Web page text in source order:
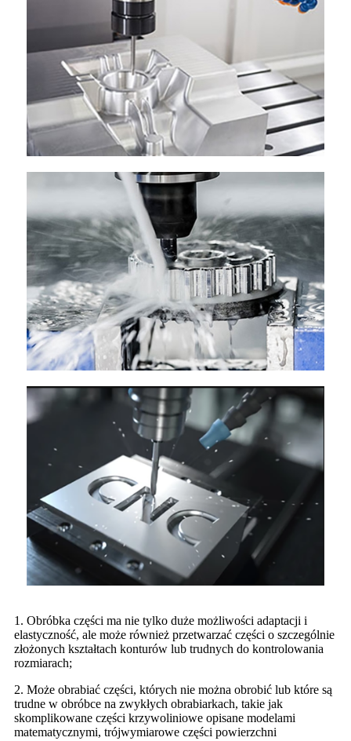
1. Obróbka części ma nie tylko duże możliwości adaptacji i
elastyczność, ale może również przetwarzać części o szczególnie
złożonych kształtach konturów lub trudnych do kontrolowania
rozmiarach;
2. Może obrabiać części, których nie można obrobić lub które są
trudne w obróbce na zwykłych obrabiarkach, takie jak
skomplikowane części krzywoliniowe opisane modelami
matematycznymi, trójwymiarowe części powierzchni